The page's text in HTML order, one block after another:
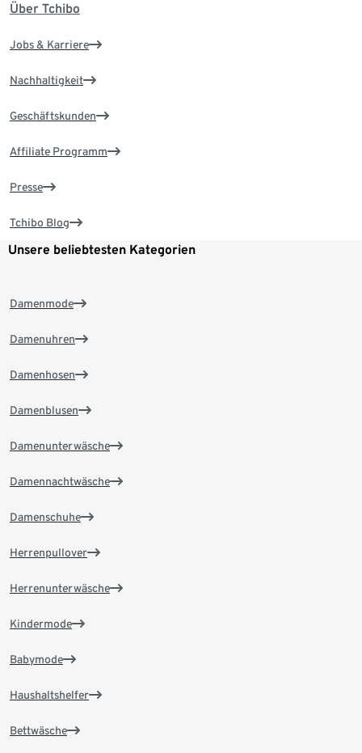
Über Tchibo
Jobs & Karriere
Nachhaltigkeit
Geschäftskunden
Affiliate Programm
Presse
Tchibo Blog
Unsere beliebtesten Kategorien
Damenmode
Damenuhren
Damenhosen
Damenblusen
Damenunterwäsche
Damennachtwäsche
Damenschuhe
Herrenpullover
Herrenunterwäsche
Kindermode
Babymode
Haushaltshelfer
Bettwäsche